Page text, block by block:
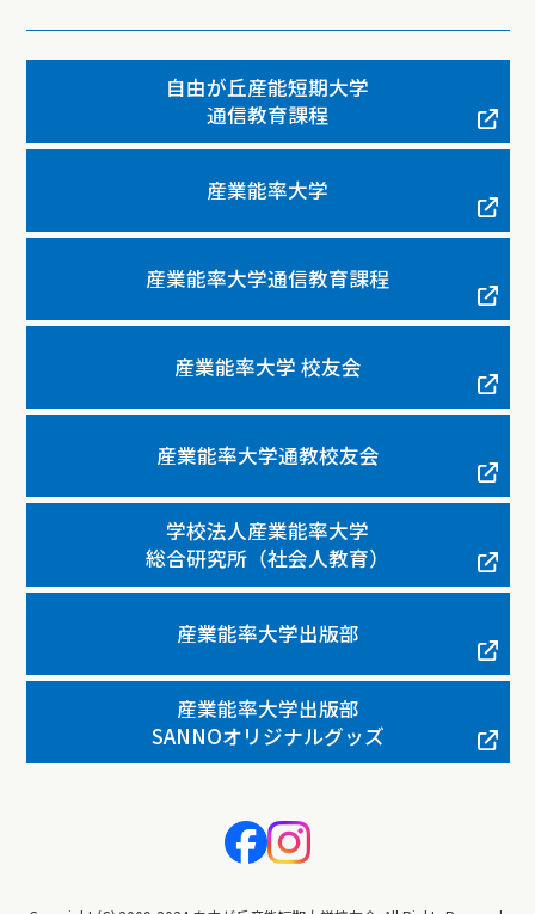
自由が丘産能短期大学
通信教育課程
産業能率大学
産業能率大学通信教育課程
産業能率大学 校友会
産業能率大学通教校友会
学校法人産業能率大学
総合研究所（社会人教育）
産業能率大学出版部
産業能率大学出版部
SANNOオリジナルグッズ